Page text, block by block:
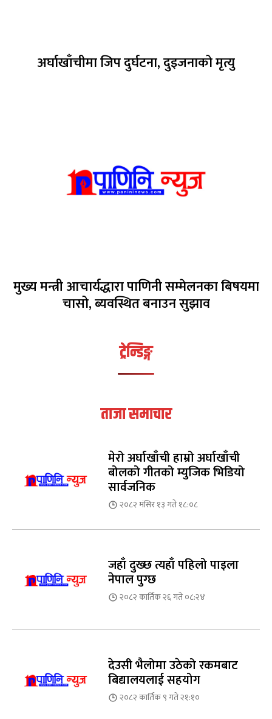
अर्घाखाँचीमा जिप दुर्घटना, दुइजनाको मृत्यु
मुख्य मन्त्री आचार्यद्धारा पाणिनी सम्मेलनका बिषयमा
चासो, ब्यवस्थित बनाउन सुझाव
ट्रेन्डिङ्ग
ताजा समाचार
मेरो अर्घाखाँची हाम्रो अर्घाखाँची
बोलको गीतको म्युजिक भिडियो
सार्वजनिक
२०८२ मंसिर १३ गते १८:०८
जहाँ दुख्छ त्यहाँ पहिलो पाइला
नेपाल पुग्छ
२०८२ कार्तिक २६ गते ०८:२४
देउसी भैलोमा उठेको रकमबाट
बिद्यालयलाई सहयोग
२०८२ कार्तिक ९ गते २१:१०